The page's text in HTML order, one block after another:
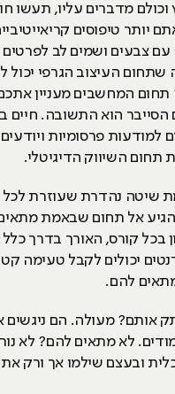
מדברים עליו, תעשו
יותר טיפוסים
צבעים ושמים לב לפרטים
שתחום העיצוב הגרפי יכול
המחשבים מעניין
הסייבר הוא התשובה. חיים
למודעות פרסומיות
תחום השיווק הדיגיטלי.
שיטה נהדרת שעוזרת לכל
אל תחום שבאמת
יכולים לקבל טעימה
להם.
אותם? מעולה. הם ניגשים
לא מתאים להם? לא
ובעצם שילמו אך ורק